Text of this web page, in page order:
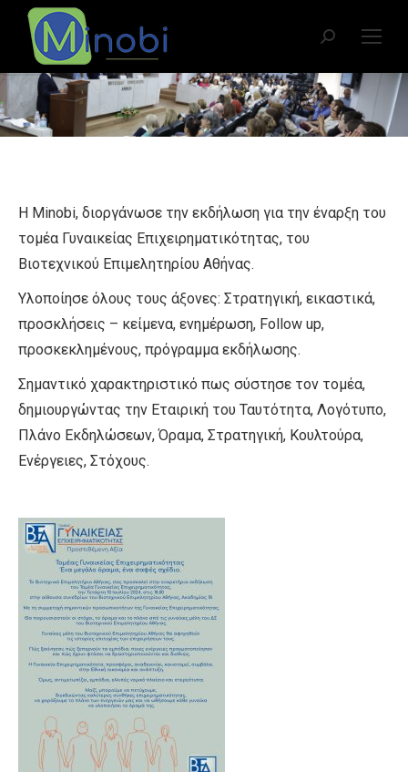
Search:
You are here:
Η Minobi, διοργάνωσε την εκδήλωση για την έναρξη του
τομέα Γυναικείας Επιχειρηματικότητας, του
Βιοτεχνικού Επιμελητηρίου Αθήνας.
Υλοποίησε όλους τους άξονες: Στρατηγική, εικαστικά,
προσκλήσεις – κείμενα, ενημέρωση, Follow up,
προσκεκλημένους, πρόγραμμα εκδήλωσης.
Σημαντικό χαρακτηριστικό πως σύστησε τον τομέα,
δημιουργώντας την Εταιρική του Ταυτότητα, Λογότυπο,
Πλάνο Εκδηλώσεων, Όραμα, Στρατηγική, Κουλτούρα,
Ενέργειες, Στόχους.